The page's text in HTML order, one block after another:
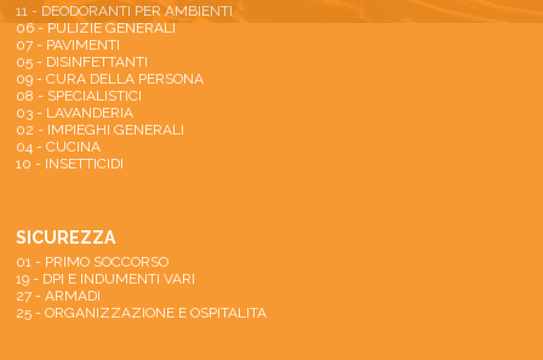
11 - DEODORANTI PER AMBIENTI
06 - PULIZIE GENERALI
07 - PAVIMENTI
05 - DISINFETTANTI
09 - CURA DELLA PERSONA
08 - SPECIALISTICI
03 - LAVANDERIA
02 - IMPIEGHI GENERALI
04 - CUCINA
10 - INSETTICIDI
SICUREZZA
01 - PRIMO SOCCORSO
19 - DPI E INDUMENTI VARI
27 - ARMADI
25 - ORGANIZZAZIONE E OSPITALITA